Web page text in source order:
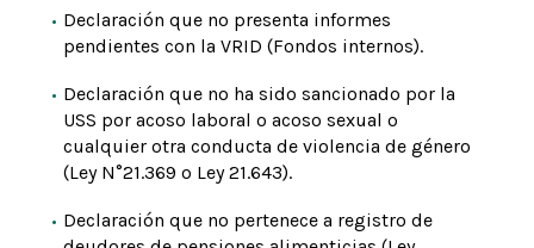
Declaración que no presenta informes
pendientes con la VRID (Fondos internos).
Declaración que no ha sido sancionado por la
USS por acoso laboral o acoso sexual o
cualquier otra conducta de violencia de género
(Ley N°21.369 o Ley 21.643).
Declaración que no pertenece a registro de